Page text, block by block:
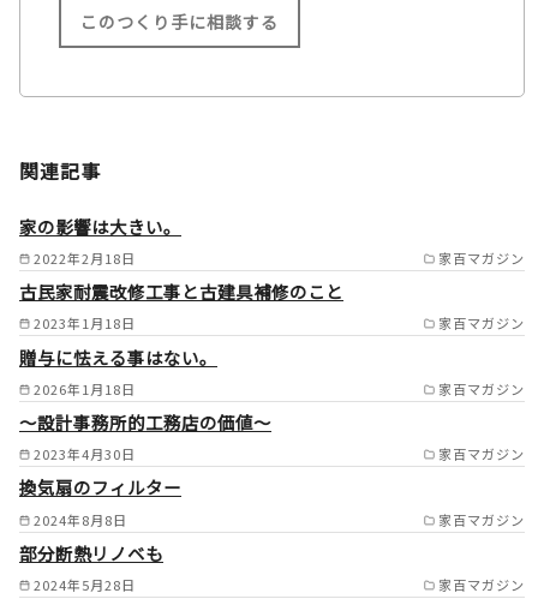
施工範囲
田市／佐伯市／臼杵市／津久見
市／竹田市／豊後高田市／杵築
市／宇佐市／豊後大野市／速見
郡日出町／玖珠郡九重町／玖珠
郡玖珠町） /
このつくり手に相談する
関連記事
2022年2月18日 家百マガジン
家の影響は大きい。
2023年1月18日 家百マガジン
古民家耐震改修工事と古建具補修のこと
2026年1月18日 家百マガジン
贈与に怯える事はない。
2023年4月30日 家百マガジン
～設計事務所的工務店の価値～
2024年8月8日 家百マガジン
換気扇のフィルター
2024年5月28日 家百マガジン
部分断熱リノベも